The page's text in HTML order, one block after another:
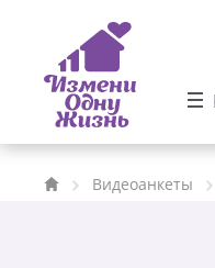
Видеоанкеты